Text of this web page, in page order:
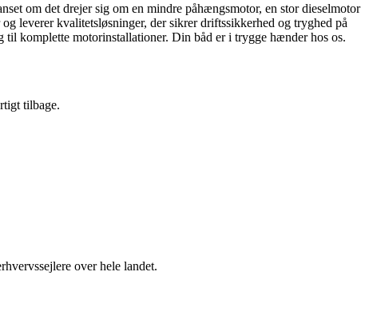
om det drejer sig om en mindre påhængsmotor, en stor dieselmotor
leverer kvalitetsløsninger, der sikrer driftssikkerhed og tryghed på
komplette motorinstallationer. Din båd er i trygge hænder hos os.
tilbage.
over hele landet.